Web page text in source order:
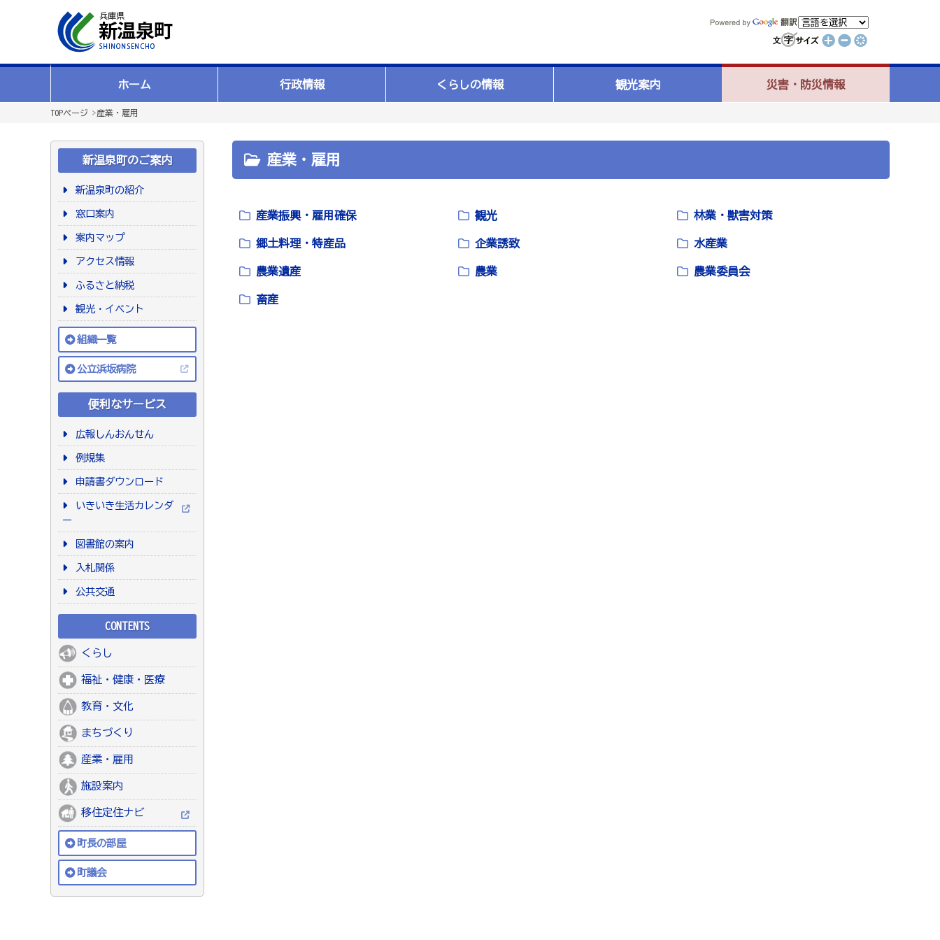
ホーム 行政情報 くらしの情報 観光案内 災害・防災情報
TOPページ >産業・雇用
新温泉町のご案内
新温泉町の紹介
窓口案内
案内マップ
アクセス情報
ふるさと納税
観光・イベント
組織一覧
公立浜坂病院
便利なサービス
広報しんおんせん
例規集
申請書ダウンロード
いきいき生活カレンダ
ー
図書館の案内
入札関係
公共交通
CONTENTS
くらし
福祉・健康・医療
教育・文化
まちづくり
産業・雇用
施設案内
移住定住ナビ
町長の部屋
町議会
産業・雇用
産業振興・雇用確保 観光 林業・獣害対策
郷土料理・特産品 企業誘致 水産業
農業遺産 農業 農業委員会
畜産